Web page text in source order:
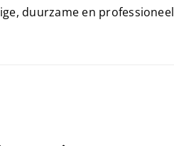
duurzame en